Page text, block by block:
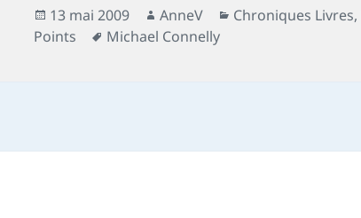
Publié
le
13 mai 2009 Auteur
AnneV Catégories
Chroniques Livres,
Points
Mots-
Michael Connelly